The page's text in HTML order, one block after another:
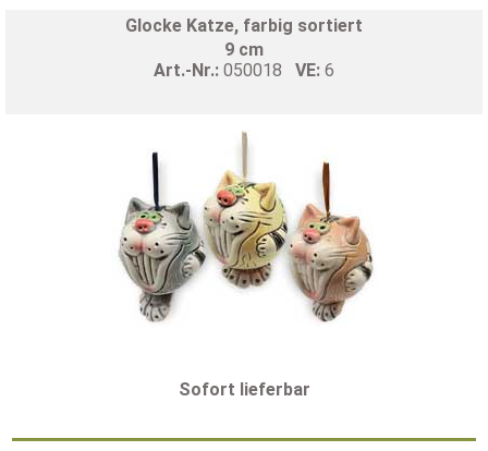
Glocke Katze, farbig sortiert
9 cm
Art.-Nr.: 050018 VE: 6
Sofort lieferbar